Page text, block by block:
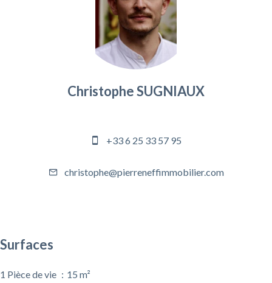
Christophe SUGNIAUX
+33 6 25 33 57 95
christophe@pierreneffimmobilier.com
Surfaces
1 Pièce de vie
15 m²